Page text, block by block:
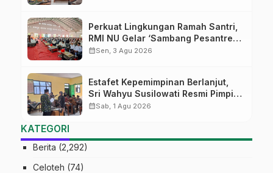
Perkuat Lingkungan Ramah Santri,
RMI NU Gelar ‘Sambang Pesantren’
di Pati
calendar_monthSen, 3 Agu 2026
Estafet Kepemimpinan Berlanjut,
Sri Wahyu Susilowati Resmi Pimpin
MTs Ma’arif Sapuran
calendar_monthSab, 1 Agu 2026
KATEGORI
Berita (2,292)
Celoteh (74)